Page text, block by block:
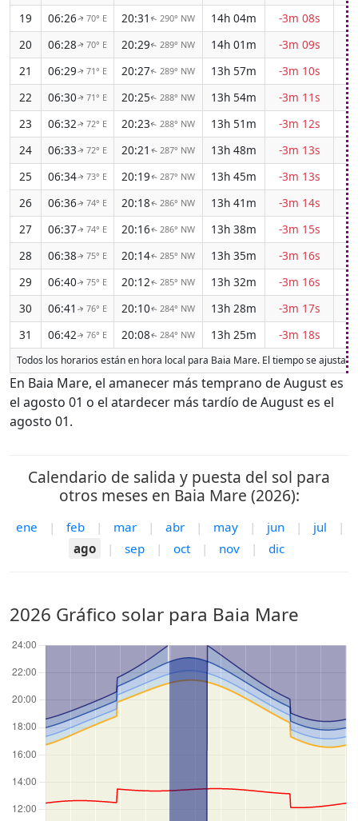
19
06:26↑70° E 20:31 ↑ 290° NW 14h 04m -3m 08s
20
06:28↑70° E 20:29↑ 289° NW 14h 01m -3m 09s
21
06:29↑71° E 20:27↑ 289° NW 13h 57m -3m 10s
22
06:30↑71° E 20:25↑ 288° NW 13h 54m -3m 11s
23
06:32↑72° E 20:23↑ 288° NW 13h 51m -3m 12s
24
06:33↑72° E 20:21 ↑ 287° NW 13h 48m -3m 13s
25
06:34↑73° E 20:19↑ 287° NW 13h 45m -3m 13s
26
06:36↑ 74° E 20:18↑ 286° NW 13h 41m -3m 14s
27
06:37↑ 74° E 20:16↑ 286° NW 13h 38m -3m 15s
28
06:38↑ 75° E 20:14↑ 285° NW 13h 35m -3m 16s
29
06:40↑ 75° E 20:12↑ 285° NW 13h 32m -3m 16s
30
06:41 ↑ 76° E 20:10↑ 284° NW 13h 28m -3m 17s
31
06:42↑ 76° E 20:08↑ 284° NW 13h 25m -3m 18s
Todos los horarios están en hora local para Baia Mare. El tiempo se ajusta
En Baia Mare, el amanecer más temprano de August es
el agosto 01 o el atardecer más tardío de August es el
agosto 01.
Calendario de salida y puesta del sol para
otros meses en Baia Mare (2026):
ene | feb | mar | abr | may | jun | jul
|
ago
| sep | oct | nov | dic
2026 Gráfico solar para Baia Mare